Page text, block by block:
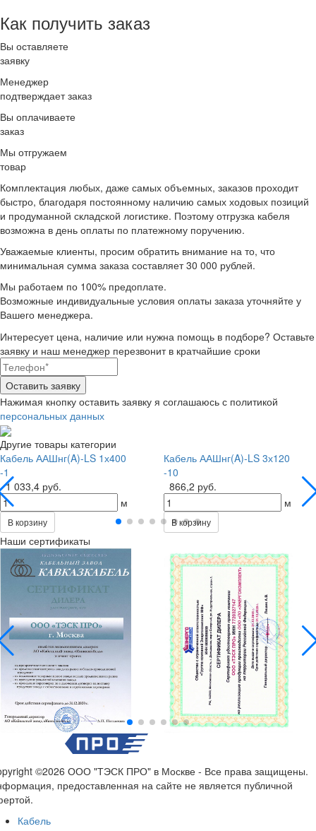
Как получить заказ
Вы оставляете
заявку
Менеджер
подтверждает заказ
Вы оплачиваете
заказ
Мы отгружаем
товар
Комплектация любых, даже самых объемных, заказов проходит
быстро, благодаря постоянному наличию самых ходовых позиций
и продуманной складской логистике. Поэтому отгрузка кабеля
возможна в день оплаты по платежному поручению.
Уважаемые клиенты, просим обратить внимание на то, что
минимальная сумма заказа составляет 30 000 рублей.
Мы работаем по 100% предоплате.
Возможные индивидуальные условия оплаты заказа уточняйте у
Вашего менеджера.
Интересует цена, наличие или нужна помощь в подборе? Оставьте
заявку и наш менеджер перезвонит в кратчайшие сроки
Нажимая кнопку оставить заявку я соглашаюсь с политикой
персональных данных
Другие товары категории
Кабель ААШнг(A)-LS 1х400
-1
1 033,4 руб.
м
В корзину
Кабель ААШнг(A)-LS 3х120
-10
866,2 руб.
м
В корзину
Наши сертификаты
©2026 ООО "ТЭСК ПРО" в Москве - Все права защищены.
предоставленная на сайте не является публичной
Кабель